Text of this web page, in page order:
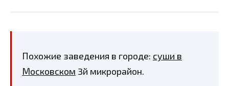
Похожие заведения в городе: суши в
Московском 3й микрорайон.